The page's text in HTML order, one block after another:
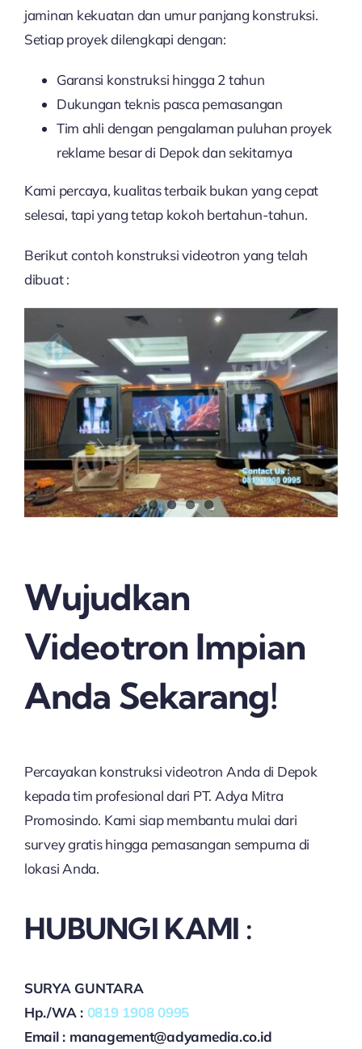
jaminan kekuatan dan umur panjang konstruksi.
Setiap proyek dilengkapi dengan:
Garansi konstruksi hingga 2 tahun
Dukungan teknis pasca pemasangan
Tim ahli dengan pengalaman puluhan proyek
reklame besar di Depok dan sekitarnya
Kami percaya, kualitas terbaik bukan yang cepat
selesai, tapi yang tetap kokoh bertahun-tahun.
Berikut contoh konstruksi videotron yang telah
dibuat :
Wujudkan
Videotron Impian
Anda Sekarang!
Percayakan konstruksi videotron Anda di Depok
kepada tim profesional dari PT. Adya Mitra
Promosindo. Kami siap membantu mulai dari
survey gratis hingga pemasangan sempurna di
lokasi Anda.
HUBUNGI KAMI :
SURYA GUNTARA
Hp./WA : 0819 1908 0995
Email : management@adyamedia.co.id